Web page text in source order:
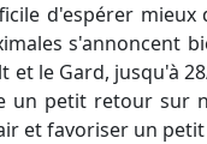
s'annoncent
et le Gard, jusqu'à
petit retour sur
et favoriser un